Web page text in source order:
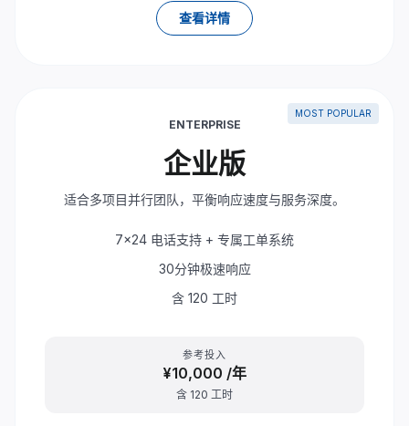
查看详情
MOST POPULAR
ENTERPRISE
企业版
适合多项目并行团队，平衡响应速度与服务深度。
7x24 电话支持 + 专属工单系统
30分钟极速响应
含 120 工时
参考投入
¥10,000 /年
含 120 工时